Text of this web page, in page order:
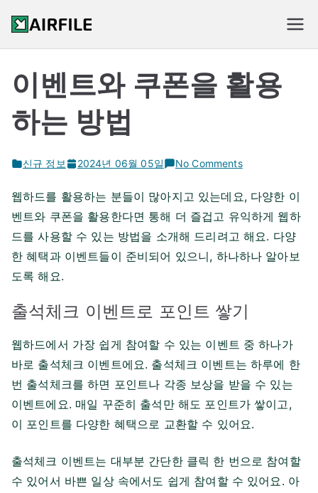
content
신규 웹하드 순위
이벤트와 쿠폰을 활용
하는 방법
신규 정보 2024년 06월 05일 No Commentson
벤
트
와
쿠
활
용
하
법
웹하드를 활용하는 분들이 많아지고 있는데요, 다양한 이
벤트와 쿠폰을 활용한다면 통해 더 즐겁고 유익하게 웹하
드를 사용할 수 있는 방법을 소개해 드리려고 해요. 다양
한 혜택과 이벤트들이 준비되어 있으니, 하나하나 알아보
도록 해요.
출석체크 이벤트로 포인트 쌓기
웹하드에서 가장 쉽게 참여할 수 있는 이벤트 중 하나가
바로 출석체크 이벤트에요. 출석체크 이벤트는 하루에 한
번 출석체크를 하면 포인트나 각종 보상을 받을 수 있는
이벤트에요. 매일 꾸준히 출석만 해도 포인트가 쌓이고,
이 포인트를 다양한 혜택으로 교환할 수 있어요.
출석체크 이벤트는 대부분 간단한 클릭 한 번으로 참여할
수 있어서 바쁜 일상 속에서도 쉽게 참여할 수 있어요. 아